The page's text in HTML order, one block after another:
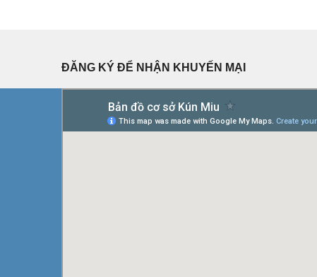
ĐĂNG KÝ ĐỂ NHẬN KHUYẾN MẠI